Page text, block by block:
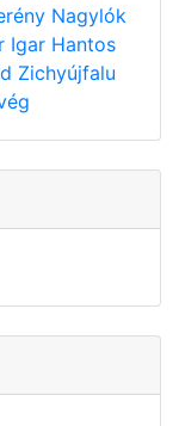
Nagylók
Igar Hantos
Zichyújfalu